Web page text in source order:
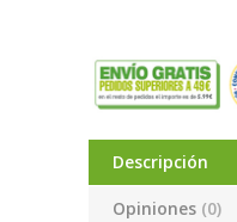
Descripción
Opiniones (0)